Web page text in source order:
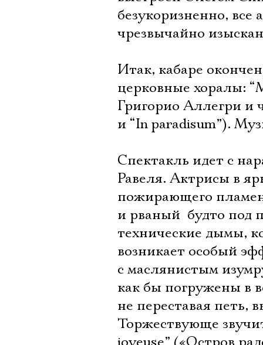
безукоризненно,
чрезвычайно
Итак, кабаре
церковные хоралы:
Григорио Аллегри и
и “In paradisum”).
Спектакль идет с
Равеля. Актрисы в
пожирающего
и рваный  будто
технические дымы,
возникает особый
с маслянистым
как бы погружены в
не переставая петь,
Торжествующе